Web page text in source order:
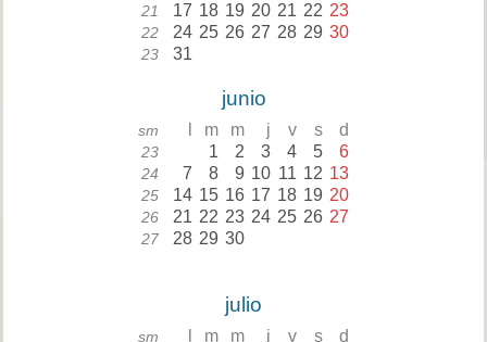
21 17 18 19 20 21 22 23
22 24 25 26 27 28 29 30
23 31
junio
sm m m j v s d
23 1 2 3 4 5 6
24 7 8 9 10 11 12 13
25 14 15 16 17 18 19 20
26 21 22 23 24 25 26 27
27 28 29 30
julio
sm m m j v s d